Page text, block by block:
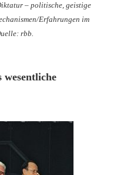
– politische, geistige
Erfahrungen im
rbb.